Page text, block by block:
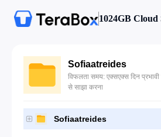
1024GB Cloud
Sofiaatreides
विफलता समय: एक्सएक्स दिन प्रभावी
से साझा करना
Sofiaatreides